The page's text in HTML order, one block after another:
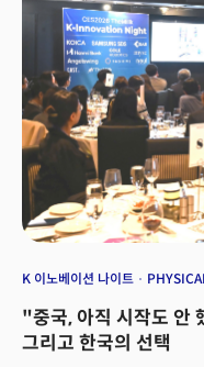
있지만, 결국 직접 먹어봐야 안
CES는 세계의 리더들이 모여
현장이다. 그런데 올해는 단순
융합은 있었다. IT와 통신이 만
융합은 질적으로 다르다. AI는
매개체'다. 서로 다른 언어를
산업 간 경계가 무너지는 속도
변화가 '시작 단계'가 아니라
변화는 AI가 '기능'이나 '옵션'
점이 눈으로 확인했고 실제로
2025에서 AI는 여전히 '특별한
2026에서 AI는 더 이상 '옵션'
1년 사이 AI는 '있으면 좋은 것
위상이 바뀌었다.실제 헬스케
K 이노베이션 나이트
"중국, 아직 시작도 안
그리고 한국의 선택